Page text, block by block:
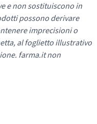
e non sostituiscono in
possono derivare
imprecisioni o
al foglietto illustrativo
farma.it non